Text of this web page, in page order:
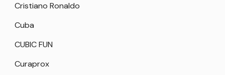
Cristiano Ronaldo
Cuba
CUBIC FUN
Curaprox